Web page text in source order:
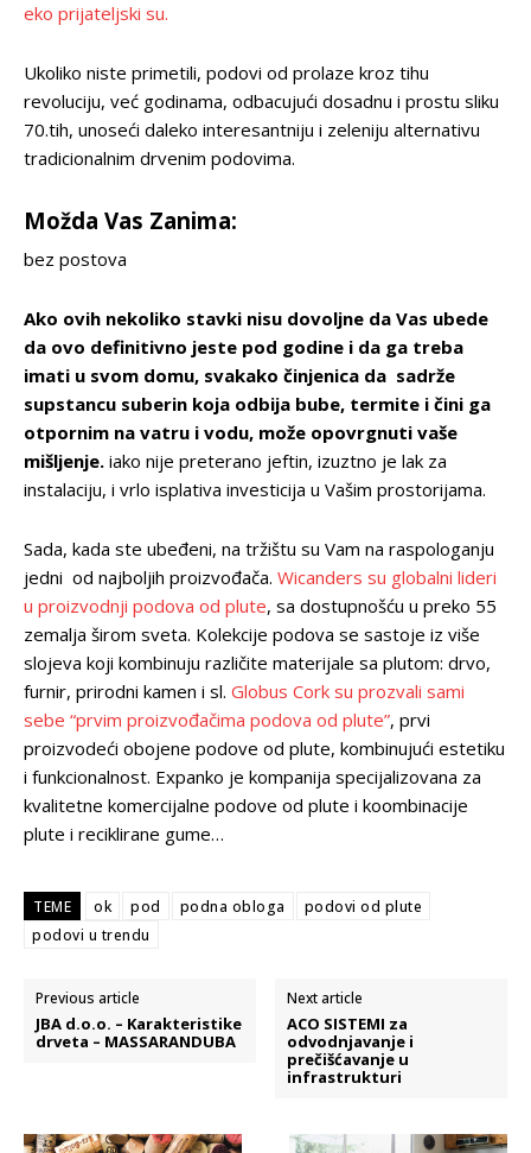
eko prijateljski su.
Ukoliko niste primetili, podovi od prolaze kroz tihu
revoluciju, već godinama, odbacujući dosadnu i prostu sliku
70.tih, unoseći daleko interesantniju i zeleniju alternativu
tradicionalnim drvenim podovima.
Možda Vas Zanima:
bez postova
Ako ovih nekoliko stavki nisu dovoljne da Vas ubede
da ovo definitivno jeste pod godine i da ga treba
imati u svom domu, svakako činjenica da sadrže
supstancu suberin koja odbija bube, termite i čini ga
otpornim na vatru i vodu, može opovrgnuti vaše
mišljenje. iako nije preterano jeftin, izuztno je lak za
instalaciju, i vrlo isplativa investicija u Vašim prostorijama.
Sada, kada ste ubeđeni, na tržištu su Vam na raspologanju
jedni od najboljih proizvođača. Wicanders su globalni lideri
u proizvodnji podova od plute, sa dostupnošću u preko 55
zemalja širom sveta. Kolekcije podova se sastoje iz više
slojeva koji kombinuju različite materijale sa plutom: drvo,
furnir, prirodni kamen i sl. Globus Cork su prozvali sami
sebe “prvim proizvođačima podova od plute”, prvi
proizvodeći obojene podove od plute, kombinujući estetiku
i funkcionalnost. Expanko je kompanija specijalizovana za
kvalitetne komercijalne podove od plute i koombinacije
plute i reciklirane gume…
TEME ok pod podna obloga
podovi od plute
podovi u trendu
Previous article
JBA d.o.o. – Karakteristike
drveta – MASSARANDUBA
Next article
ACO SISTEMI za
odvodnjavanje i
prečišćavanje u
infrastrukturi